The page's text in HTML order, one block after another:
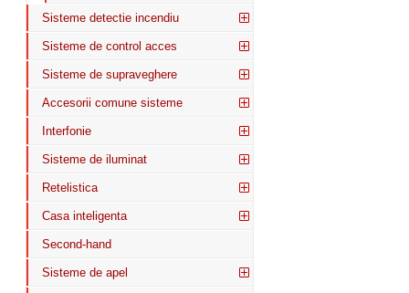
Sisteme detectie incendiu
Sisteme de control acces
Sisteme de supraveghere
Accesorii comune sisteme
Interfonie
Sisteme de iluminat
Retelistica
Casa inteligenta
Second-hand
Sisteme de apel